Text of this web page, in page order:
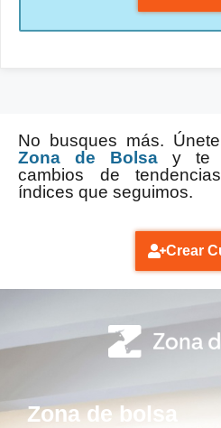
No busques más.
Zona de Bolsa y te
cambios de
índices que seguimos.
Crear
Zona de bolsa